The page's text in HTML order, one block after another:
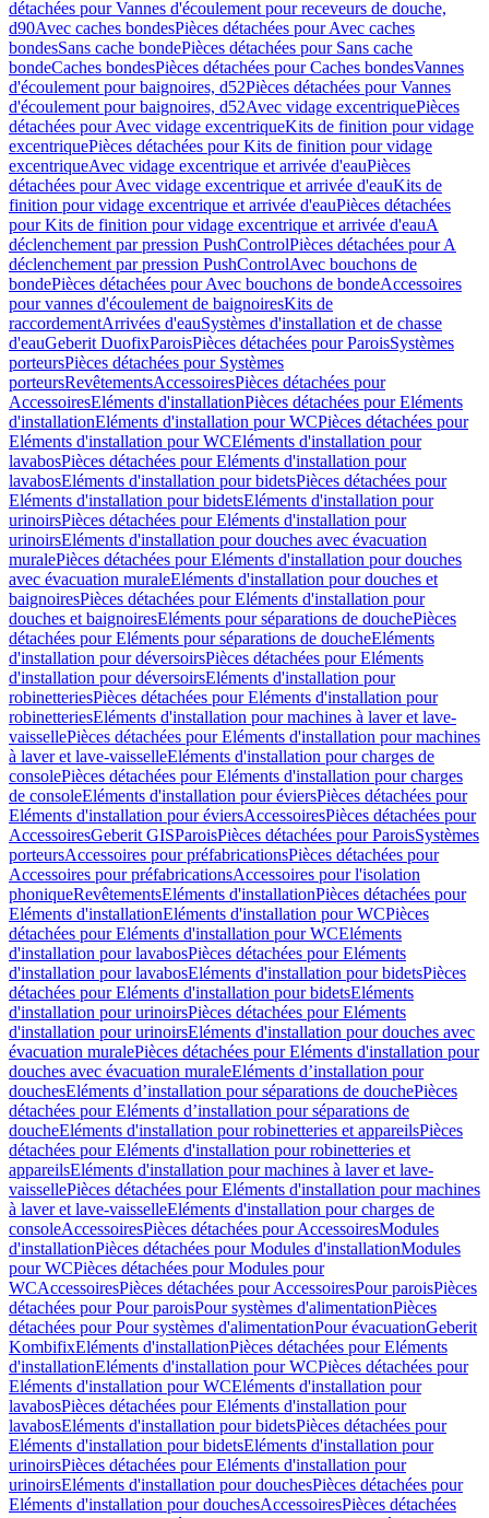
détachées pour Vannes d'écoulement pour receveurs de douche,
d90Avec caches bondesPièces détachées pour Avec caches
bondesSans cache bondePièces détachées pour Sans cache
bondeCaches bondesPièces détachées pour Caches bondesVannes
d'écoulement pour baignoires, d52Pièces détachées pour Vannes
d'écoulement pour baignoires, d52Avec vidage excentriquePièces
détachées pour Avec vidage excentriqueKits de finition pour vidage
excentriquePièces détachées pour Kits de finition pour vidage
excentriqueAvec vidage excentrique et arrivée d'eauPièces
détachées pour Avec vidage excentrique et arrivée d'eauKits de
finition pour vidage excentrique et arrivée d'eauPièces détachées
pour Kits de finition pour vidage excentrique et arrivée d'eauA
déclenchement par pression PushControlPièces détachées pour A
déclenchement par pression PushControlAvec bouchons de
bondePièces détachées pour Avec bouchons de bondeAccessoires
pour vannes d'écoulement de baignoiresKits de
raccordementArrivées d'eauSystèmes d'installation et de chasse
d'eauGeberit DuofixParoisPièces détachées pour ParoisSystèmes
porteursPièces détachées pour Systèmes
porteursRevêtementsAccessoiresPièces détachées pour
AccessoiresEléments d'installationPièces détachées pour Eléments
d'installationEléments d'installation pour WCPièces détachées pour
Eléments d'installation pour WCEléments d'installation pour
lavabosPièces détachées pour Eléments d'installation pour
lavabosEléments d'installation pour bidetsPièces détachées pour
Eléments d'installation pour bidetsEléments d'installation pour
urinoirsPièces détachées pour Eléments d'installation pour
urinoirsEléments d'installation pour douches avec évacuation
muralePièces détachées pour Eléments d'installation pour douches
avec évacuation muraleEléments d'installation pour douches et
baignoiresPièces détachées pour Eléments d'installation pour
douches et baignoiresEléments pour séparations de douchePièces
détachées pour Eléments pour séparations de doucheEléments
d'installation pour déversoirsPièces détachées pour Eléments
d'installation pour déversoirsEléments d'installation pour
robinetteriesPièces détachées pour Eléments d'installation pour
robinetteriesEléments d'installation pour machines à laver et lave-
vaissellePièces détachées pour Eléments d'installation pour machines
à laver et lave-vaisselleEléments d'installation pour charges de
consolePièces détachées pour Eléments d'installation pour charges
de consoleEléments d'installation pour éviersPièces détachées pour
Eléments d'installation pour éviersAccessoiresPièces détachées pour
AccessoiresGeberit GISParoisPièces détachées pour ParoisSystèmes
porteursAccessoires pour préfabricationsPièces détachées pour
Accessoires pour préfabricationsAccessoires pour l'isolation
phoniqueRevêtementsEléments d'installationPièces détachées pour
Eléments d'installationEléments d'installation pour WCPièces
détachées pour Eléments d'installation pour WCEléments
d'installation pour lavabosPièces détachées pour Eléments
d'installation pour lavabosEléments d'installation pour bidetsPièces
détachées pour Eléments d'installation pour bidetsEléments
d'installation pour urinoirsPièces détachées pour Eléments
d'installation pour urinoirsEléments d'installation pour douches avec
évacuation muralePièces détachées pour Eléments d'installation pour
douches avec évacuation muraleEléments d’installation pour
douchesEléments d’installation pour séparations de douchePièces
détachées pour Eléments d’installation pour séparations de
doucheEléments d'installation pour robinetteries et appareilsPièces
détachées pour Eléments d'installation pour robinetteries et
appareilsEléments d'installation pour machines à laver et lave-
vaissellePièces détachées pour Eléments d'installation pour machines
à laver et lave-vaisselleEléments d'installation pour charges de
consoleAccessoiresPièces détachées pour AccessoiresModules
d'installationPièces détachées pour Modules d'installationModules
pour WCPièces détachées pour Modules pour
WCAccessoiresPièces détachées pour AccessoiresPour paroisPièces
détachées pour Pour paroisPour systèmes d'alimentationPièces
détachées pour Pour systèmes d'alimentationPour évacuationGeberit
KombifixEléments d'installationPièces détachées pour Eléments
d'installationEléments d'installation pour WCPièces détachées pour
Eléments d'installation pour WCEléments d'installation pour
lavabosPièces détachées pour Eléments d'installation pour
lavabosEléments d'installation pour bidetsPièces détachées pour
Eléments d'installation pour bidetsEléments d'installation pour
urinoirsPièces détachées pour Eléments d'installation pour
urinoirsEléments d'installation pour douchesPièces détachées pour
Eléments d'installation pour douchesAccessoiresPièces détachées